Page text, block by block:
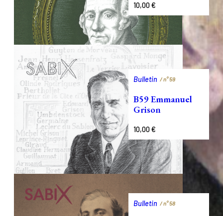
10,00€
Bulletin / n°59
B59 Emmanuel
Grison
10,00€
Bulletin / n°58